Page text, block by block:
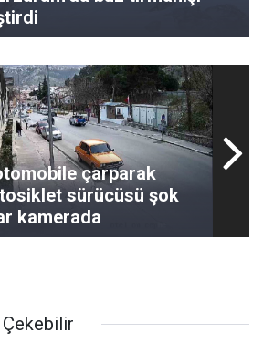
çarparak
sürücüsü şok
kamerada